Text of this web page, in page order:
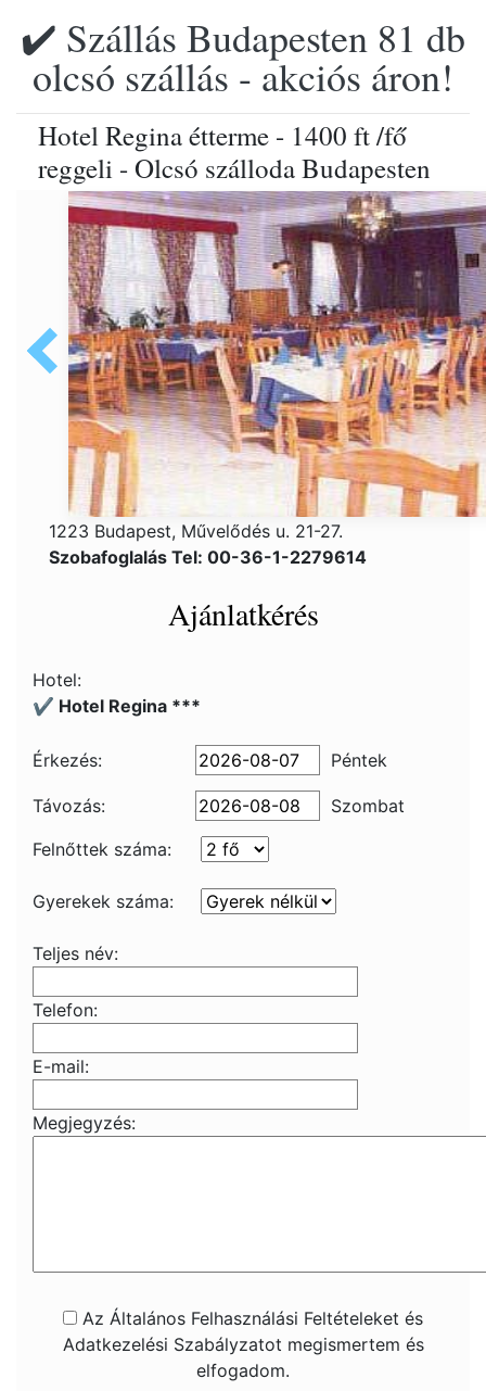
✔️ Szállás Budapesten 81 db
olcsó szállás - akciós áron!
Hotel Regina étterme - 1400 ft /fő
reggeli - Olcsó szálloda Budapesten
1223 Budapest, Művelődés u. 21-27.
Szobafoglalás Tel: 00-36-1-2279614
Ajánlatkérés
Hotel:
✔️ Hotel Regina ***
Érkezés: Péntek
Távozás:
Szombat
Felnőttek száma:
Gyerekek száma:
Teljes név:
Telefon:
E-mail:
Megjegyzés:
Az Általános Felhasználási Feltételeket és
Adatkezelési Szabályzatot megismertem és
elfogadom.